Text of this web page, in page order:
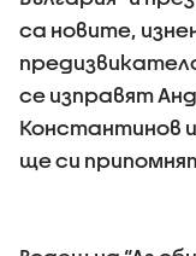
са новите,
се изправят
Константинов
ще си